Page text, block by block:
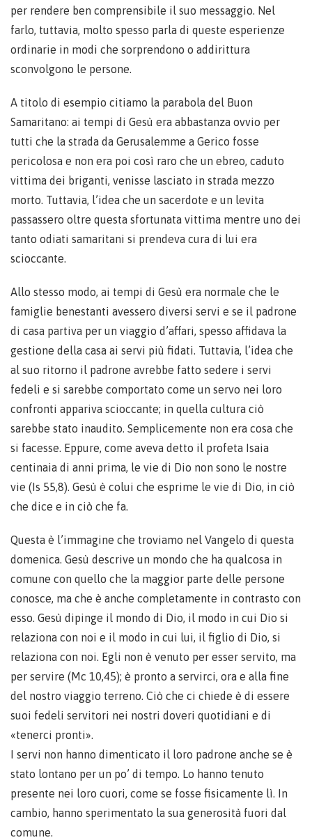
per rendere ben comprensibile il suo messaggio. Nel
farlo, tuttavia, molto spesso parla di queste esperienze
ordinarie in modi che sorprendono o addirittura
sconvolgono le persone.
A titolo di esempio citiamo la parabola del Buon
Samaritano: ai tempi di Gesù era abbastanza ovvio per
tutti che la strada da Gerusalemme a Gerico fosse
pericolosa e non era poi così raro che un ebreo, caduto
vittima dei briganti, venisse lasciato in strada mezzo
morto. Tuttavia, l’idea che un sacerdote e un levita
passassero oltre questa sfortunata vittima mentre uno dei
tanto odiati samaritani si prendeva cura di lui era
scioccante.
Allo stesso modo, ai tempi di Gesù era normale che le
famiglie benestanti avessero diversi servi e se il padrone
di casa partiva per un viaggio d’affari, spesso affidava la
gestione della casa ai servi più fidati. Tuttavia, l’idea che
al suo ritorno il padrone avrebbe fatto sedere i servi
fedeli e si sarebbe comportato come un servo nei loro
confronti appariva scioccante; in quella cultura ciò
sarebbe stato inaudito. Semplicemente non era cosa che
si facesse. Eppure, come aveva detto il profeta Isaia
centinaia di anni prima, le vie di Dio non sono le nostre
vie (Is 55,8). Gesù è colui che esprime le vie di Dio, in ciò
che dice e in ciò che fa.
Questa è l’immagine che troviamo nel Vangelo di questa
domenica. Gesù descrive un mondo che ha qualcosa in
comune con quello che la maggior parte delle persone
conosce, ma che è anche completamente in contrasto con
esso. Gesù dipinge il mondo di Dio, il modo in cui Dio si
relaziona con noi e il modo in cui lui, il figlio di Dio, si
relaziona con noi. Egli non è venuto per esser servito, ma
per servire (Mc 10,45); è pronto a servirci, ora e alla fine
del nostro viaggio terreno. Ciò che ci chiede è di essere
suoi fedeli servitori nei nostri doveri quotidiani e di
«tenerci pronti».
I servi non hanno dimenticato il loro padrone anche se è
stato lontano per un po’ di tempo. Lo hanno tenuto
presente nei loro cuori, come se fosse fisicamente lì. In
cambio, hanno sperimentato la sua generosità fuori dal
comune.